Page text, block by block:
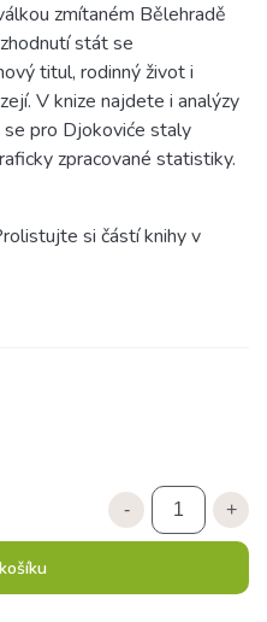
zmítaném Bělehradě
stát se
titul, rodinný život i
V knize najdete i analýzy
se pro Djokoviće staly
zpracované statistiky.
si částí knihy v
- +